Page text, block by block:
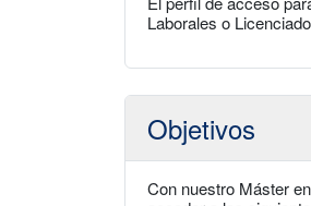
Laborales o
Objetivos
Con nuestro Máster